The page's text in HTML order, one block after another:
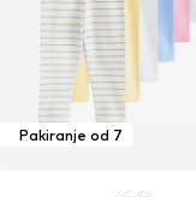
Pakiranje od 7